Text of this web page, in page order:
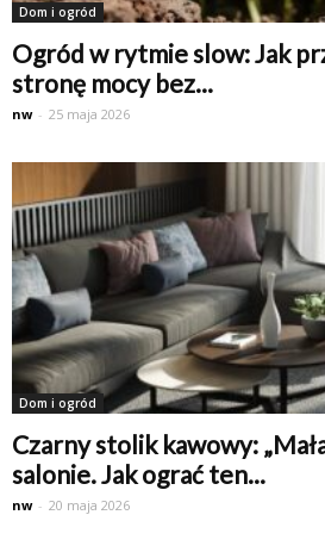
Dom i ogród
Ogród w rytmie slow: Jak
stronę mocy bez...
nw - 25 maja 2026
Dom i ogród
Czarny stolik kawowy:
salonie. Jak ograć ten...
nw - 20 maja 2026